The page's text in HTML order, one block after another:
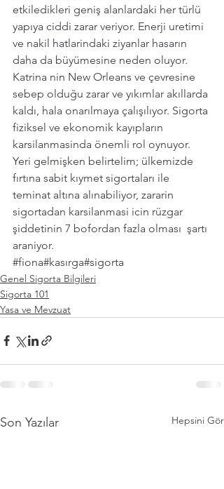
etkiledikleri geniş alanlardaki her türlü
yapıya ciddi zarar veriyor. Enerji uretimi
ve nakil hatlarindaki ziyanlar hasarın
daha da büyümesine neden oluyor.
Katrina nin New Orleans ve çevresine
sebep olduğu zarar ve yıkımlar akıllarda
kaldı, hala onarılmaya çalışılıyor. Sigorta
fiziksel ve ekonomik kayıpların
karsilanmasinda önemli rol oynuyor.
Yeri gelmişken belirtelim; ülkemizde
fırtına sabit kıymet sigortaları ile
teminat altına alınabiliyor, zararin
sigortadan karsilanmasi icin rüzgar
şiddetinin 7 bofordan fazla olması  şartı
araniyor.
#fiona#kasırga#sigorta
Genel Sigorta Bilgileri
Sigorta 101
Yasa ve Mevzuat
Son Yazılar Hepsini Gör